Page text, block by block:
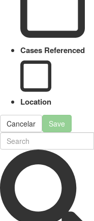
Cases Referenced
Location
Cancelar Save